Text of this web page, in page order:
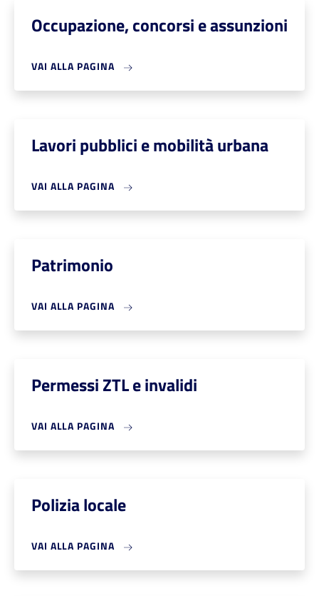
Occupazione, concorsi e assunzioni
VAI ALLA PAGINA
Lavori pubblici e mobilità urbana
VAI ALLA PAGINA
Patrimonio
VAI ALLA PAGINA
Permessi ZTL e invalidi
VAI ALLA PAGINA
Polizia locale
VAI ALLA PAGINA